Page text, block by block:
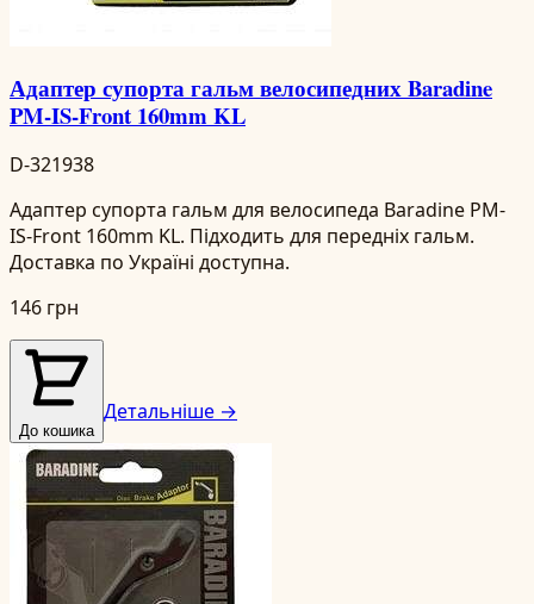
Адаптер супорта гальм велосипедних Baradine
PM-IS-Front 160mm KL
D-321938
Адаптер супорта гальм для велосипеда Baradine PM-
IS-Front 160mm KL. Підходить для передніх гальм.
Доставка по Україні доступна.
146 грн
До кошика
Детальніше →